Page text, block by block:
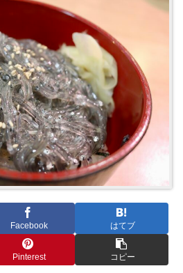
Facebook はてブ
Pinterest コピー